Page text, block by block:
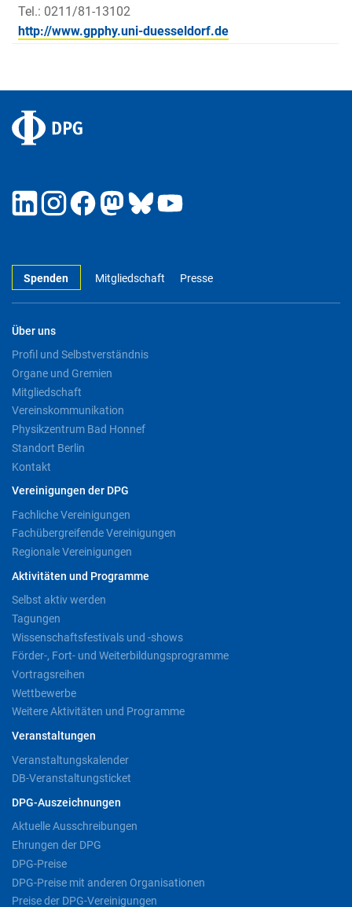
Tel.: 0211/81-13102
http://www.gpphy.uni-duesseldorf.de
Spenden Mitgliedschaft Presse
Über uns
Profil und Selbstverständnis
Organe und Gremien
Mitgliedschaft
Vereinskommunikation
Physikzentrum Bad Honnef
Standort Berlin
Kontakt
Vereinigungen der DPG
Fachliche Vereinigungen
Fachübergreifende Vereinigungen
Regionale Vereinigungen
Aktivitäten und Programme
Selbst aktiv werden
Tagungen
Wissenschaftsfestivals und -shows
Förder-, Fort- und Weiterbildungsprogramme
Vortragsreihen
Wettbewerbe
Weitere Aktivitäten und Programme
Veranstaltungen
Veranstaltungskalender
DB-Veranstaltungsticket
DPG-Auszeichnungen
Aktuelle Ausschreibungen
Ehrungen der DPG
DPG-Preise
DPG-Preise mit anderen Organisationen
Preise der DPG-Vereinigungen